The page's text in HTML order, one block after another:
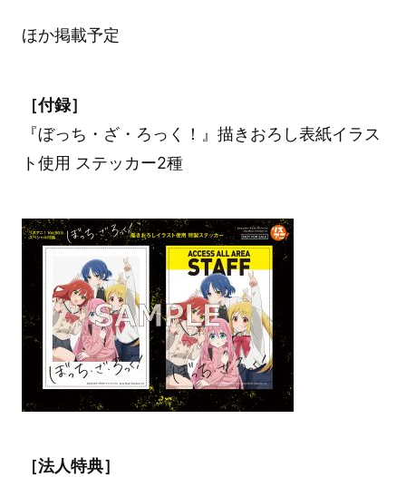
ほか掲載予定
［付録］
『ぼっち・ざ・ろっく！』描きおろし表紙イラス
ト使用 ステッカー2種
［法人特典］